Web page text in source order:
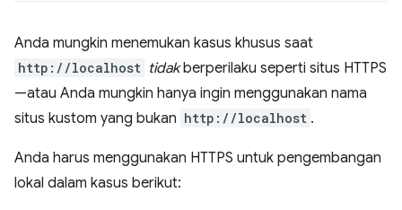
Anda mungkin menemukan kasus khusus saat
http://localhost tidakberperilaku seperti situs HTTPS
—atau Anda mungkin hanya ingin menggunakan nama
situs kustom yang bukan http://localhost .
Anda harus menggunakan HTTPS untuk pengembangan
lokal dalam kasus berikut: